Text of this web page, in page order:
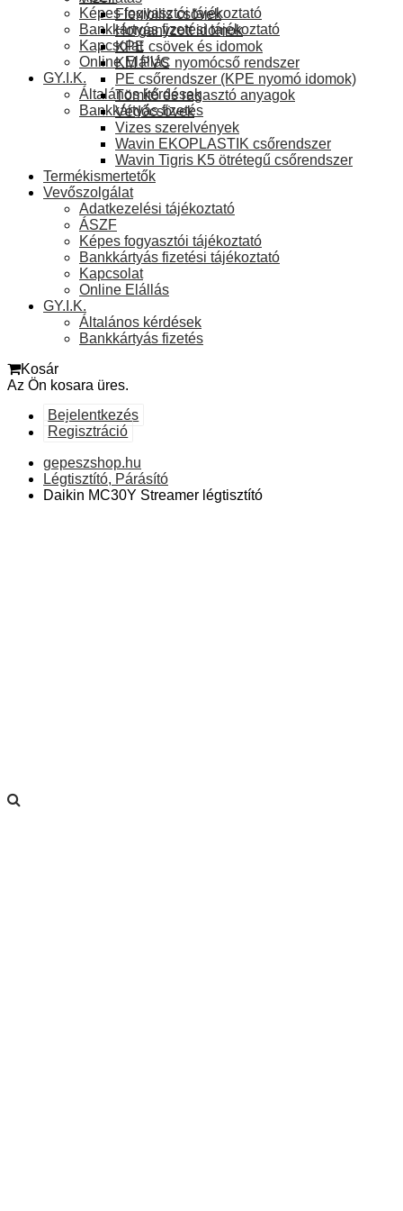
Képes fogyasztói tájékoztató
Bankkártyás fizetési tájékoztató
Kapcsolat
Online Elállás
GY.I.K.
Általános kérdések
Bankkártyás fizetés
Flexibilis csövek
Horganyzott idomok
KPE csövek és idomok
KM PVC nyomócső rendszer
PE csőrendszer (KPE nyomó idomok)
Tömítő és ragasztó anyagok
Védőcsövek
Vizes szerelvények
Wavin EKOPLASTIK csőrendszer
Wavin Tigris K5 ötrétegű csőrendszer
Termékismertetők
Vevőszolgálat
Adatkezelési tájékoztató
ÁSZF
Képes fogyasztói tájékoztató
Bankkártyás fizetési tájékoztató
Kapcsolat
Online Elállás
GY.I.K.
Általános kérdések
Bankkártyás fizetés
Kosár
Az Ön kosara üres.
Bejelentkezés
Regisztráció
gepeszshop.hu
Légtisztító, Párásító
Daikin MC30Y Streamer légtisztító